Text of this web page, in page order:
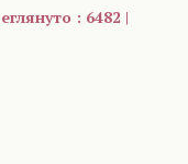
: 6482 |